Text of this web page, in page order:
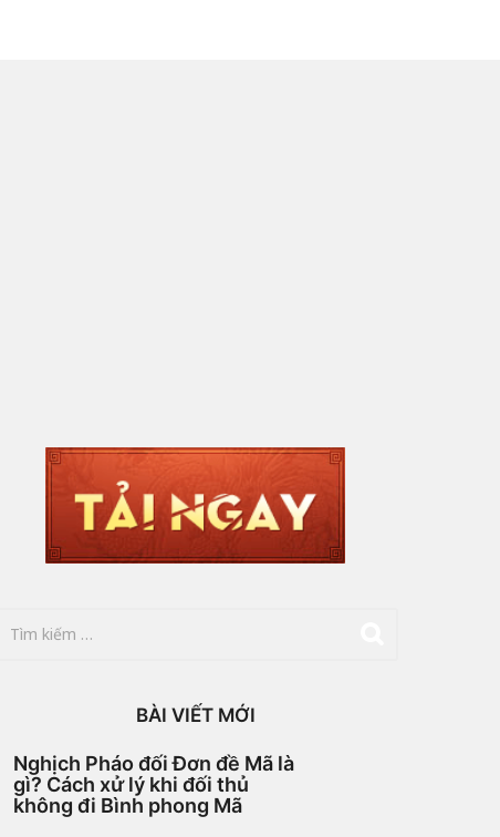
BÀI VIẾT MỚI
Nghịch Pháo đối Đơn đề Mã là
gì? Cách xử lý khi đối thủ
không đi Bình phong Mã